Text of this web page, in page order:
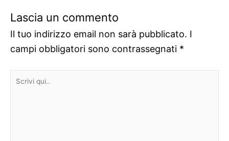
Lascia un commento
Il tuo indirizzo email non sarà pubblicato. I
campi obbligatori sono contrassegnati *
Scrivi